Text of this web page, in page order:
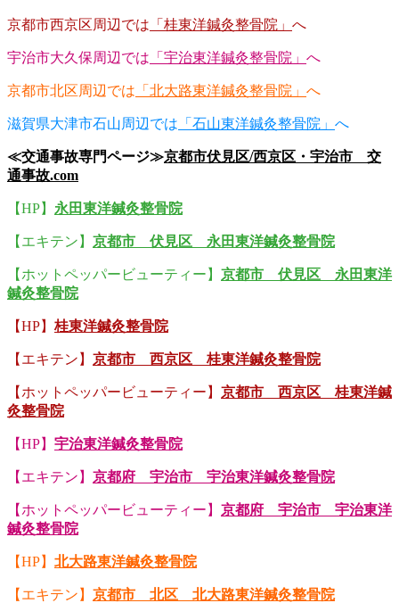
京都市西京区周辺では 「桂東洋鍼灸整骨院」 へ
宇治市大久保周辺では 「宇治東洋鍼灸整骨院」 へ
京都市北区周辺では 「北大路東洋鍼灸整骨院」 へ
滋賀県大津市石山周辺では 「石山東洋鍼灸整骨院」 へ
≪交通事故専門ページ≫京都市伏見区/西京区・宇治市 交
通事故.com
【HP】 永田東洋鍼灸整骨院
【エキテン】 京都市 伏見区 永田東洋鍼灸整骨院
【ホットペッパービューティー】 京都市 伏見区 永田東洋
鍼灸整骨院
【HP】 桂東洋鍼灸整骨院
【エキテン】 京都市 西京区 桂東洋鍼灸整骨院
【ホットペッパービューティー】 京都市 西京区 桂東洋鍼
灸整骨院
【HP】 宇治東洋鍼灸整骨院
【エキテン】 京都府 宇治市 宇治東洋鍼灸整骨院
【ホットペッパービューティー】 京都府 宇治市 宇治東洋
鍼灸整骨院
【HP】 北大路東洋鍼灸整骨院
【エキテン】 京都市 北区 北大路東洋鍼灸整骨院